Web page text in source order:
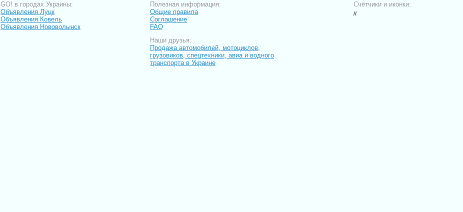
GO! в городах Украины:
Объявления Луцк
Объявления Ковель
Объявления Нововолынск
Полезная информация:
Общие правила
Соглашение
FAQ
Наши друзья:
Продажа автомобилей, мотоциклов,
грузовиков, спецтехники, авиа и водного
транспорта в Украине
Счётчики и иконки:
//